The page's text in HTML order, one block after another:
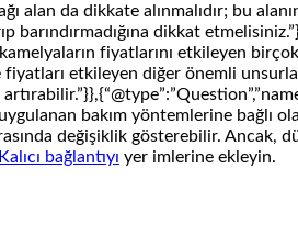
alan da dikkate alınmalıdır; bu
barındırmadığına dikkat
kamelyaların fiyatlarını etkileyen
etkileyen diğer önemli
bakım yöntemlerine bağlı
değişiklik gösterebilir. Ancak,
Kalıcı bağlantıyı yer imlerine ekleyin.